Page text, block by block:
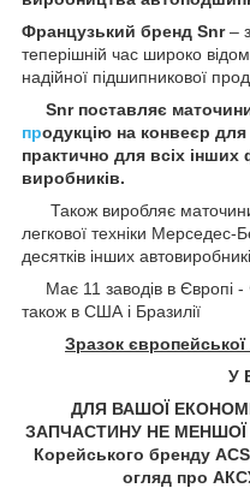
Французький бренд Snr–
теперішній час широко
надійної підшипникової
Snr поставляє
продукцію на конвеєр
практично для всіх інших
виробників.
Також виробляє
легкової техніки Мерседес-
десятків інших
Має 11 заводів в Європі -
також в США і Бразилії
Зразок європейської
У
ДЛЯ ВАШОЇ
ЗАПЧАСТИНУ НЕ МЕНШОЇ
Корейського бренду
огляд про